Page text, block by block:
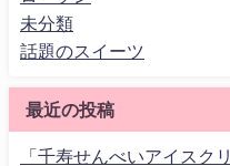
未分類
話題のスイーツ
最近の投稿
「千寿せんべいアイスク